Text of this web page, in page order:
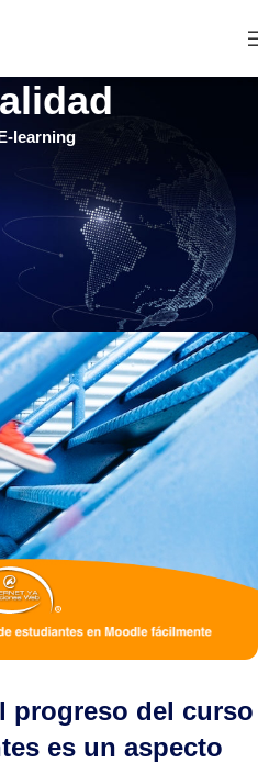
learning
ARTÍCULOS
el progreso de
en Moodle
Web el 3 agosto, 2021
progreso del curso
es un aspecto